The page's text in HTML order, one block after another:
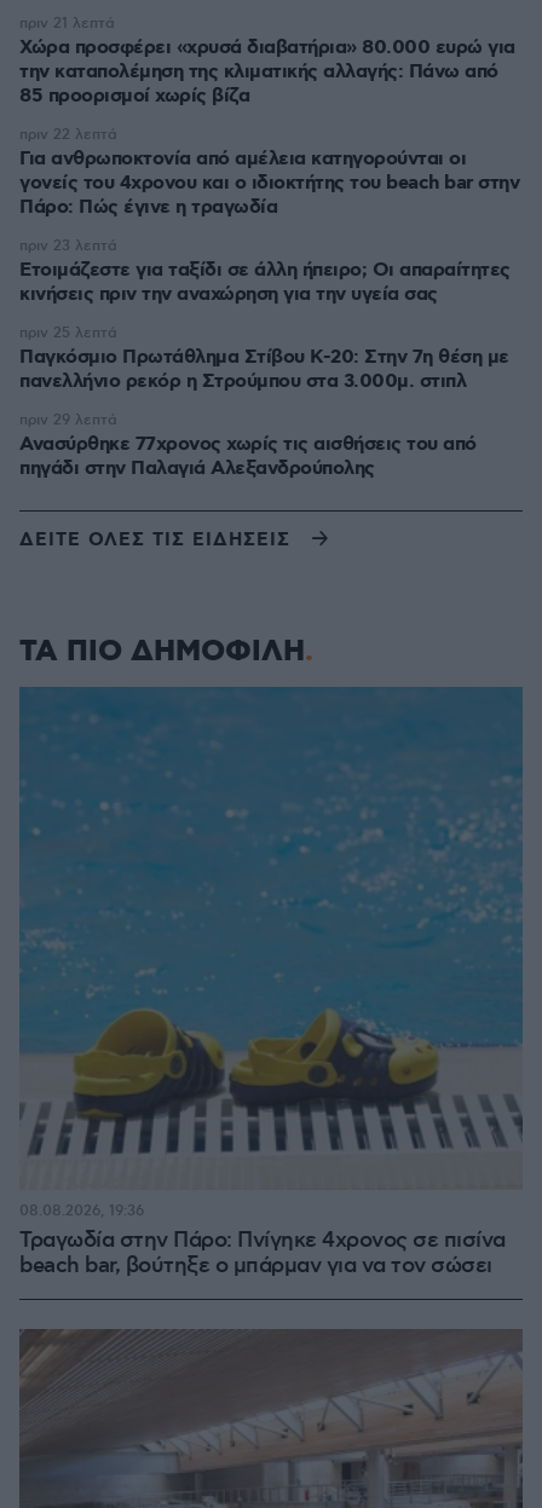
Χώρα προσφέρει «χρυσά διαβατήρια» 80.000 ευρώ για
την καταπολέμηση της κλιματικής αλλαγής: Πάνω από
85 προορισμοί χωρίς βίζα
πριν 21 λεπτά
Για ανθρωποκτονία από αμέλεια κατηγορούνται οι
γονείς του 4χρονου και ο ιδιοκτήτης του beach bar στην
Πάρο: Πώς έγινε η τραγωδία
πριν 22 λεπτά
Ετοιμάζεστε για ταξίδι σε άλλη ήπειρο; Οι απαραίτητες
κινήσεις πριν την αναχώρηση για την υγεία σας
πριν 23 λεπτά
Παγκόσμιο Πρωτάθλημα Στίβου Κ-20: Στην 7η θέση με
πανελλήνιο ρεκόρ η Στρούμπου στα 3.000μ. στιπλ
πριν 25 λεπτά
Ανασύρθηκε 77χρονος χωρίς τις αισθήσεις του από
πηγάδι στην Παλαγιά Αλεξανδρούπολης
πριν 29 λεπτά
ΔΕΙΤΕ ΟΛΕΣ ΤΙΣ ΕΙΔΗΣΕΙΣ
ΤΑ ΠΙΟ ΔΗΜΟΦΙΛΗ
Τραγωδία στην Πάρο: Πνίγηκε 4χρονος σε πισίνα
beach bar, βούτηξε ο μπάρμαν για να τον σώσει
08.08.2026, 19:36